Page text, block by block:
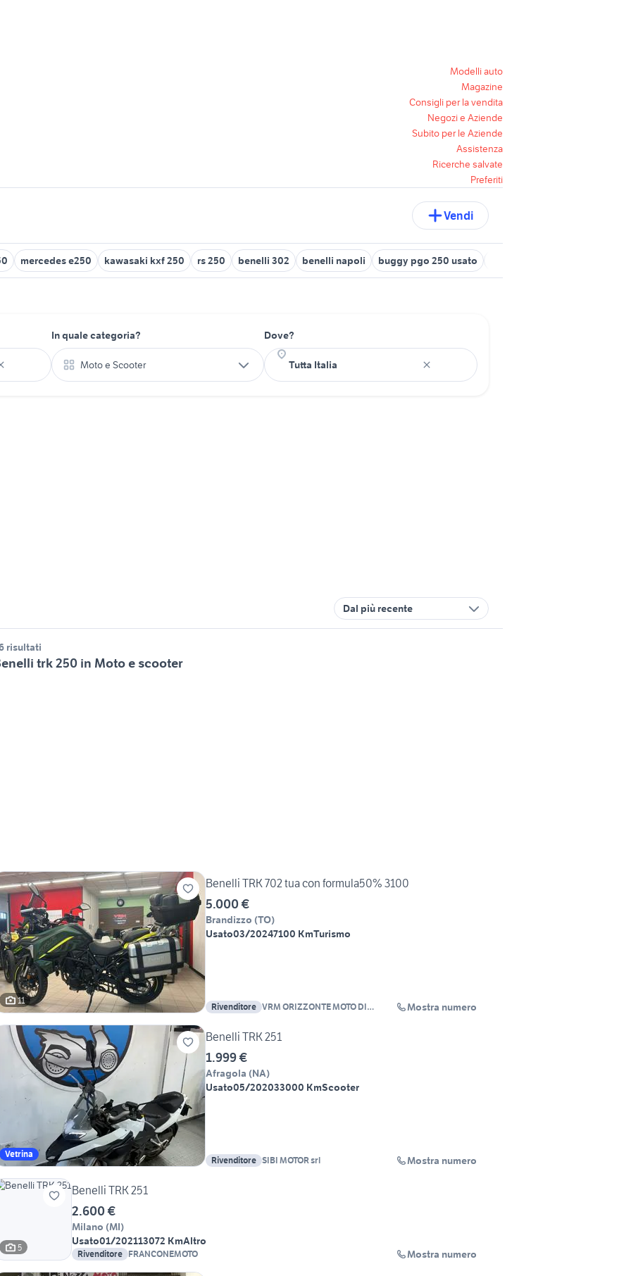
Modelli auto
Magazine
Consigli per la vendita
Negozi e Aziende
Subito per le Aziende
Assistenza
Ricerche salvate
Preferiti
Vendi
mercedes e250 kawasaki kxf 250 rs 250 benelli 302 benelli napoli buggy pgo 250 usato
In quale categoria?
Moto e Scooter
Dove?
Dal più recente
risultati
trk 250 in Moto e scooter
11
Benelli TRK 702 tua con formula50% 3100
5.000 €
Brandizzo (TO)
Usato03/20247100 KmTurismo
Rivenditore VRM ORIZZONTE MOTO DI
Mostra numero
Vetrina
Benelli TRK 251
1.999 €
Afragola (NA)
Usato05/202033000 KmScooter
Rivenditore SIBI MOTOR srl Mostra numero
5
Benelli TRK 251
2.600 €
Milano (MI)
Usato01/202113072 KmAltro
Rivenditore FRANCONEMOTO Mostra numero